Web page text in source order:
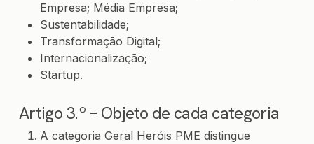
Empresa; Média Empresa;
Sustentabilidade;
Transformação Digital;
Internacionalização;
Startup.
Artigo 3.º – Objeto de cada categoria
A categoria Geral Heróis PME distingue